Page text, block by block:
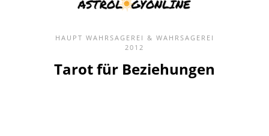
HAUPT WAHRSAGEREI & WAHRSAGEREI
2012
Tarot für Beziehungen